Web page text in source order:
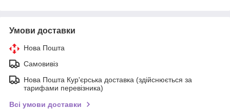
Умови доставки
Нова Пошта
Самовивіз
Нова Пошта Кур'єрська доставка (здійснюється за
тарифами перевізника)
Всі умови доставки